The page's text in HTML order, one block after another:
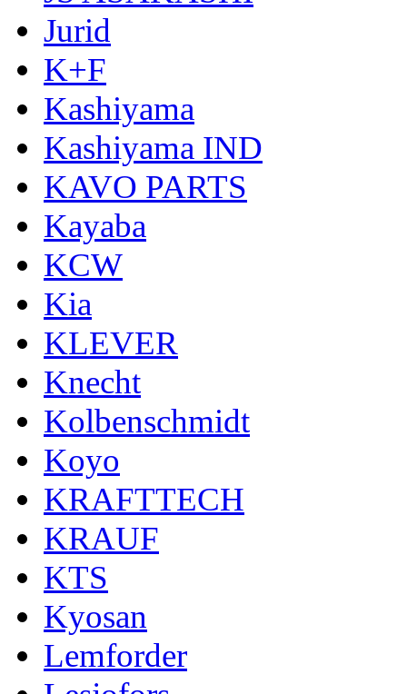
Jurid
K+F
Kashiyama
Kashiyama IND
KAVO PARTS
Kayaba
KCW
Kia
KLEVER
Knecht
Kolbenschmidt
Koyo
KRAFTTECH
KRAUF
KTS
Kyosan
Lemforder